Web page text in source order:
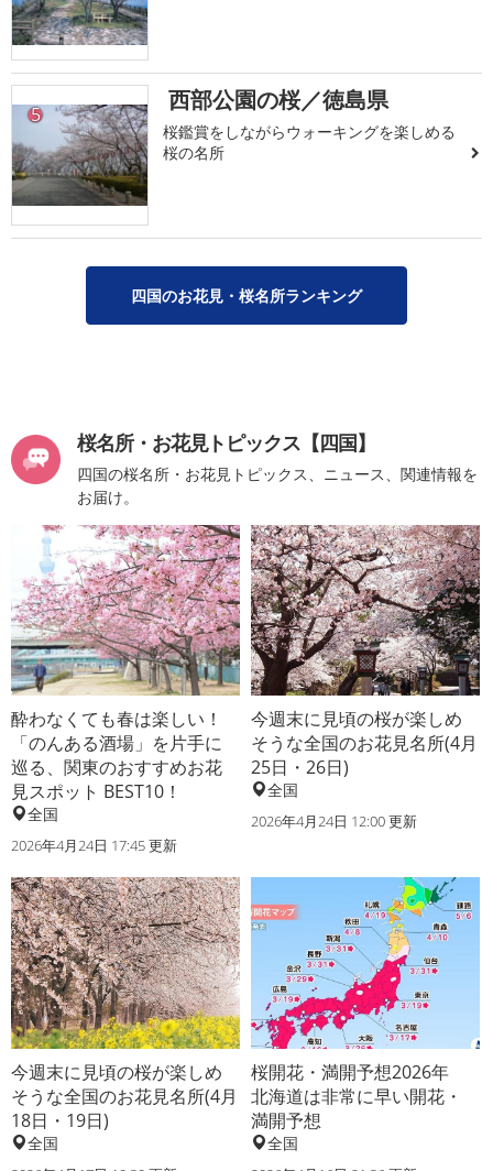
5 西部公園の桜／徳島県
桜鑑賞をしながらウォーキングを楽しめる
桜の名所
四国のお花見・桜名所ランキング
桜名所・お花見トピックス【四国】
四国の桜名所・お花見トピックス、ニュース、関連情報を
お届け。
酔わなくても春は楽しい！
「のんある酒場」を片手に
巡る、関東のおすすめお花
見スポット BEST10！
全国
2026年4月24日 17:45 更新
今週末に見頃の桜が楽しめ
そうな全国のお花見名所(4月
25日・26日)
全国
2026年4月24日 12:00 更新
今週末に見頃の桜が楽しめ
そうな全国のお花見名所(4月
18日・19日)
全国
桜開花・満開予想2026年
北海道は非常に早い開花・
満開予想
全国